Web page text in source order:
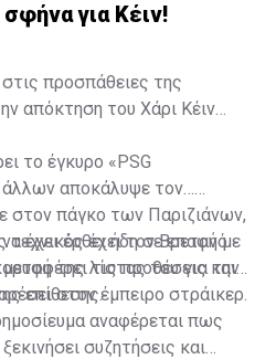
για Κέιν!
προσπάθειες της
απόκτηση του Χάρι Κέιν
το έγκυρο «PSG
αποκάλυψε τον…
στον πάγκο των Παριζιάνων,
έχει τον Βρετανό
της λίστας του για την
επίθεσης.
έχει έρθει ήδη σε επαφή με
τις προθέσεις και
στον έμπειρο στράικερ.
αναφέρεται πως
συζητήσεις και